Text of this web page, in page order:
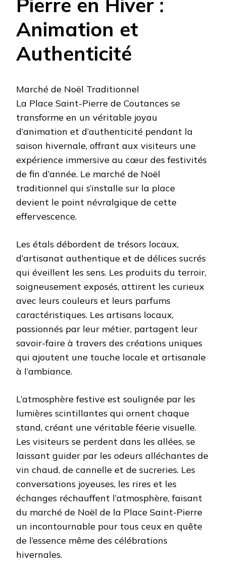
Animation et
Authenticité
Marché de Noël Traditionnel
La Place Saint-Pierre de Coutances se
transforme en un véritable joyau
d’animation et d’authenticité pendant la
saison hivernale, offrant aux visiteurs une
expérience immersive au cœur des festivités
de fin d’année. Le marché de Noël
traditionnel qui s’installe sur la place
devient le point névralgique de cette
effervescence.
Les étals débordent de trésors locaux,
d’artisanat authentique et de délices sucrés
qui éveillent les sens. Les produits du terroir,
soigneusement exposés, attirent les curieux
avec leurs couleurs et leurs parfums
caractéristiques. Les artisans locaux,
passionnés par leur métier, partagent leur
savoir-faire à travers des créations uniques
qui ajoutent une touche locale et artisanale
à l’ambiance.
L’atmosphère festive est soulignée par les
lumières scintillantes qui ornent chaque
stand, créant une véritable féerie visuelle.
Les visiteurs se perdent dans les allées, se
laissant guider par les odeurs alléchantes de
vin chaud, de cannelle et de sucreries. Les
conversations joyeuses, les rires et les
échanges réchauffent l’atmosphère, faisant
du marché de Noël de la Place Saint-Pierre
un incontournable pour tous ceux en quête
de l’essence même des célébrations
hivernales.